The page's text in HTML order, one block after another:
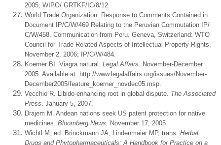
2005; WIPO/ GRTKF/IC/8/12.
World Trade Organization. Response to Comments Contained in
Document IP/C/W/469 Relating to the Peruvian Commutation IP/
C/W/458. Communication from Peru. Geneva, Switzerland: WTO
Council for Trade-Related Aspects of Intellectual Property Rights.
November 2, 2006; IP/C/W/484.
Koerner BI. Viagra natural. Legal Affairs . November-December
2005. Available at: http://www.legalaffairs.org/issues/November-
December2005/feature_koerner_novdec05.msp.
Vecchio R. Libido-enhancing root in global dispute. The Associated
Press . January 5, 2007.
Drajem M. Andean nations seek US patent protection for native
medicines. Bloomberg News. November 17, 2005.
Wichtl M, ed. Brinckmann JA, Lindenmaier MP, trans. Herbal
Drugs and Phytopharmaceuticals: A Handbook for Practice on a